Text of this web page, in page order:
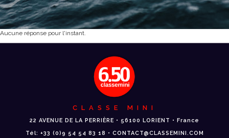
Aucune réponse pour l'instant.
CLASSE MINI
22 AVENUE DE LA PERRIÈRE • 56100 LORIENT • France
Tél: +33 (0)9 54 54 83 18 • CONTACT@CLASSEMINI.COM